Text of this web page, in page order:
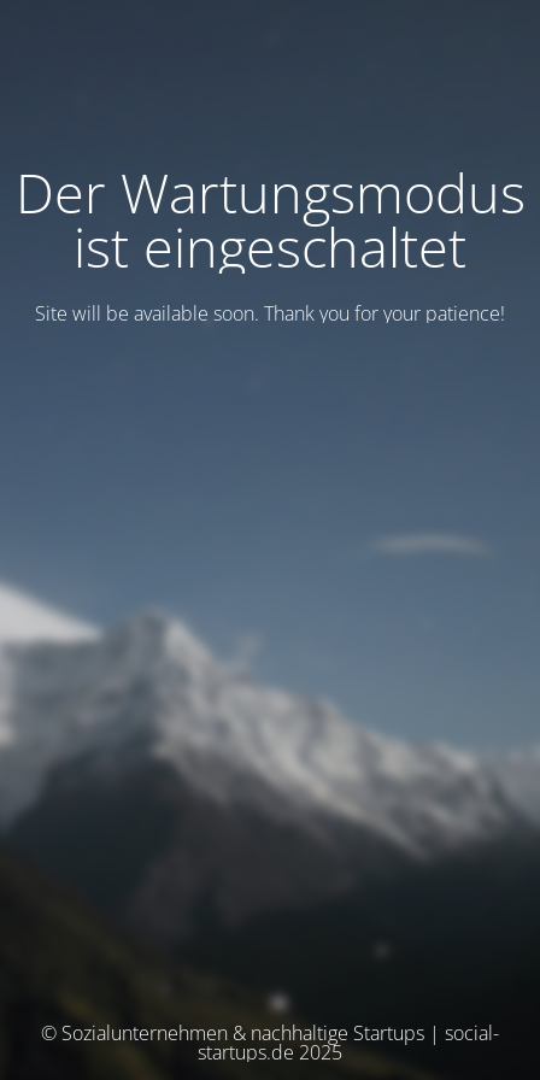
Der Wartungsmodus
ist eingeschaltet
Site will be available soon. Thank you for your patience!
© Sozialunternehmen & nachhaltige Startups | social-
startups.de 2025